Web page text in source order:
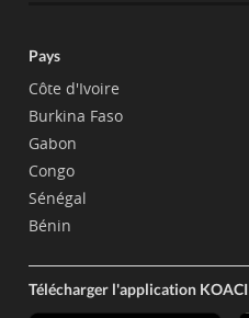
Pays
Côte d'Ivoire
Burkina Faso
Gabon
Congo
Sénégal
Bénin
Télécharger l'application KOACI